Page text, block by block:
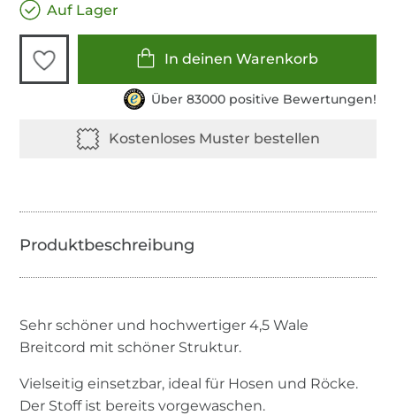
Auf Lager
In deinen Warenkorb
Über 83000 positive Bewertungen!
Sehr schöner und hochwertiger 4,5 Wale
Breitcord mit schöner Struktur.
Vielseitig einsetzbar, ideal für Hosen und Röcke.
Der Stoff ist bereits vorgewaschen.